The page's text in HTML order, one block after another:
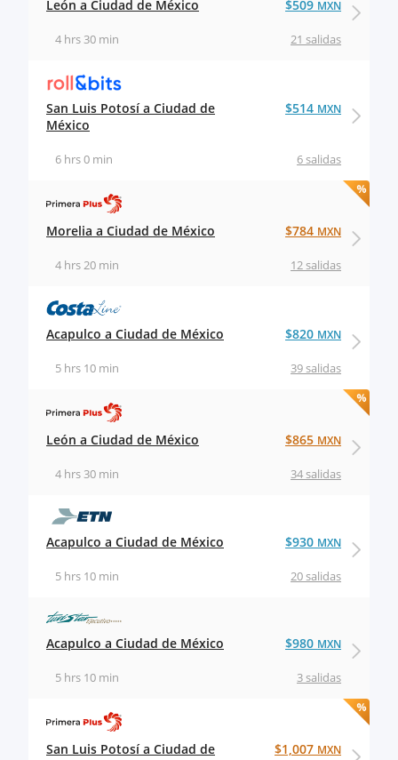
León a Ciudad de México
21 salidas
4 hrs 30 min
$509 MXN
San Luis Potosí a Ciudad de
México
6 salidas
6 hrs 0 min
$514 MXN
Morelia a Ciudad de México
12 salidas
4 hrs 20 min
$784 MXN
Acapulco a Ciudad de México
39 salidas
5 hrs 10 min
$820 MXN
León a Ciudad de México
34 salidas
4 hrs 30 min
$865 MXN
Acapulco a Ciudad de México
20 salidas
5 hrs 10 min
$930 MXN
Acapulco a Ciudad de México
3 salidas
5 hrs 10 min
$980 MXN
San Luis Potosí a Ciudad de
$1,007 MXN